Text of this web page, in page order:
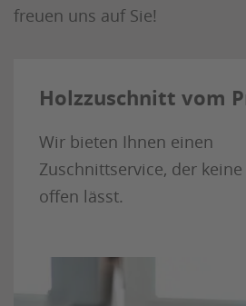
freuen uns auf Sie!
Holzzuschnitt vom
Wir bieten Ihnen einen
Zuschnittservice, der
offen lässt.